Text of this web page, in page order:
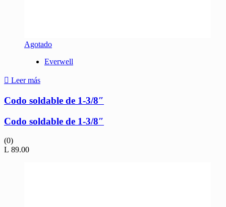
Agotado
Everwell
Leer más
Codo soldable de 1-3/8″
Codo soldable de 1-3/8″
(0)
L 89.00